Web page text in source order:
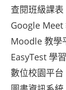
查閱班級課表
Google Meet
Moodle 教學
EasyTest 學
數位校園平台